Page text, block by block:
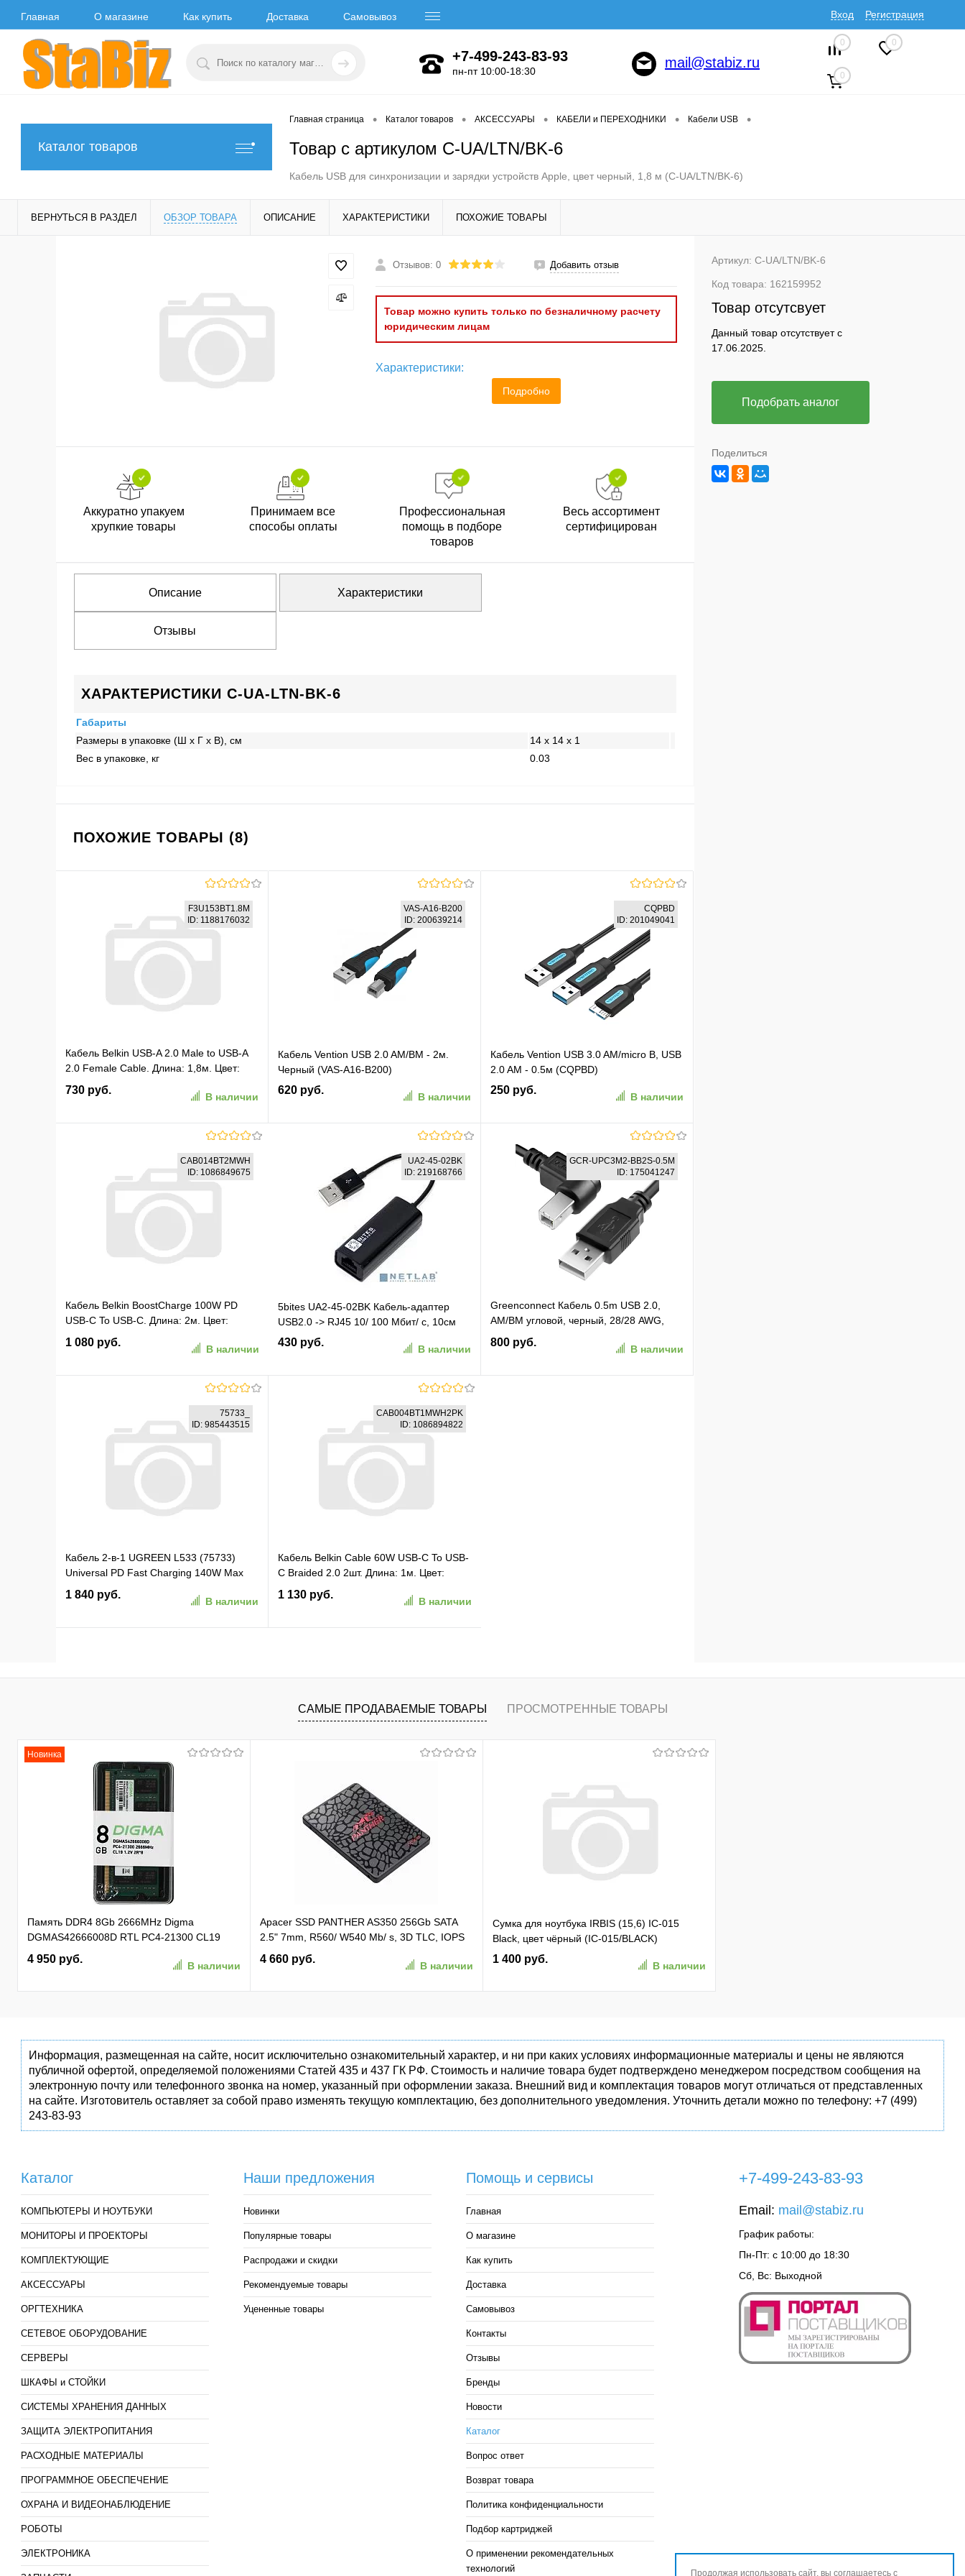
Главная О магазине Как купить Доставка Самовывоз Вход Регистрация
+7-499-243-83-93
пн-пт 10:00-18:30
mail@stabiz.ru
0 0
0
Каталог товаров
Главная страница • Каталог товаров • АКСЕССУАРЫ • КАБЕЛИ и ПЕРЕХОДНИКИ • Кабели USB •
Товар с артикулом C-UA/LTN/BK-6
Кабель USB для синхронизации и зарядки устройств Apple, цвет черный, 1,8 м (C-UA/LTN/BK-6)
ВЕРНУТЬСЯ В РАЗДЕЛ ОБЗОР ТОВАРА ОПИСАНИЕ ХАРАКТЕРИСТИКИ ПОХОЖИЕ ТОВАРЫ
Отзывов: 0 Добавить отзыв
Товар можно купить только по безналичному расчету
юридическим лицам
Характеристики:
Подробно
Аккуратно упакуем
хрупкие товары
Принимаем все
способы оплаты
Профессиональная
помощь в подборе
товаров
Весь ассортимент
сертифицирован
Описание Характеристики
Отзывы
ХАРАКТЕРИСТИКИ C-UA-LTN-BK-6
Габариты
Размеры в упаковке (Ш x Г x В), см
14 x 14 x 1
Вес в упаковке, кг
0.03
ПОХОЖИЕ ТОВАРЫ (8)
F3U153BT1.8M
ID: 1188176032
Кабель Belkin USB-A 2.0 Male to USB-A
2.0 Female Cable. Длина: 1,8м. Цвет:
черный (F3U153BT1.8M)
730 руб.
В наличии
В корзину
В избранное К сравнению
VAS-A16-B200
ID: 200639214
Кабель Vention USB 2.0 AM/BM - 2м.
Черный (VAS-A16-B200)
620 руб.
В наличии
В корзину
В избранное К сравнению
CQPBD
ID: 201049041
Кабель Vention USB 3.0 AM/micro B, USB
2.0 AM - 0.5м (CQPBD)
250 руб.
В наличии
В корзину
В избранное К сравнению
CAB014BT2MWH
ID: 1086849675
Кабель Belkin BoostCharge 100W PD
USB-C To USB-C. Длина: 2м. Цвет:
белый (CAB014BT2MWH)
1 080 руб.
В наличии
В избранное К сравнению
UA2-45-02BK
ID: 219168766
5bites UA2-45-02BK Кабель-адаптер
USB2.0 -> RJ45 10/ 100 Мбит/ с, 10см
430 руб.
В наличии
В корзину
В избранное К сравнению
GCR-UPC3M2-BB2S-0.5M
ID: 175041247
Greenconnect Кабель 0.5m USB 2.0,
AM/BM угловой, черный, 28/28 AWG,
экран, армированный, морозостойкий
(GCR-UPC3M2-BB2S-0.5M)
800 руб.
В наличии
75733_
ID: 985443515
Кабель 2-в-1 UGREEN L533 (75733)
Universal PD Fast Charging 140W Max
Cable 2-in-1 USB-C. Длина: 2м. Цвет:
серый космос (75733_)
1 840 руб.
В наличии
CAB004BT1MWH2PK
ID: 1086894822
Кабель Belkin Cable 60W USB-C To USB-
C Braided 2.0 2шт. Длина: 1м. Цвет:
белый (CAB004BT1MWH2PK)
1 130 руб.
В наличии
В избранное К сравнению
Артикул: C-UA/LTN/BK-6
Код товара: 162159952
Товар отсутсвует
Данный товар отсутствует с
17.06.2025.
Подобрать аналог
Поделиться
САМЫЕ ПРОДАВАЕМЫЕ ТОВАРЫ ПРОСМОТРЕННЫЕ ТОВАРЫ
Новинка
Память DDR4 8Gb 2666MHz Digma
DGMAS42666008D RTL PC4-21300 CL19
SO-DIMM 260-pin 1.2В dual rank Ret
4 950 руб.
В наличии
Apacer SSD PANTHER AS350 256Gb SATA
2.5" 7mm, R560/ W540 Mb/ s, 3D TLC, IOPS
81K/ 74K, MTBF 1,5M, 180TBW,
(AP256GAS350-1)
4 660 руб.
В наличии
Сумка для ноутбука IRBIS (15,6) IC-015
Black, цвет чёрный (IC-015/BLACK)
1 400 руб.
В наличии
Информация, размещенная на сайте, носит исключительно ознакомительный характер, и ни при каких условиях информационные материалы и цены не являются
публичной офертой, определяемой положениями Статей 435 и 437 ГК РФ. Стоимость и наличие товара будет подтверждено менеджером посредством сообщения на
электронную почту или телефонного звонка на номер, указанный при оформлении заказа. Внешний вид и комплектация товаров могут отличаться от представленных
на сайте. Изготовитель оставляет за собой право изменять текущую комплектацию, без дополнительного уведомления. Уточнить детали можно по телефону: +7 (499)
243-83-93
Каталог
КОМПЬЮТЕРЫ И НОУТБУКИ
МОНИТОРЫ И ПРОЕКТОРЫ
КОМПЛЕКТУЮЩИЕ
АКСЕССУАРЫ
ОРГТЕХНИКА
СЕТЕВОЕ ОБОРУДОВАНИЕ
СЕРВЕРЫ
ШКАФЫ и СТОЙКИ
СИСТЕМЫ ХРАНЕНИЯ ДАННЫХ
ЗАЩИТА ЭЛЕКТРОПИТАНИЯ
РАСХОДНЫЕ МАТЕРИАЛЫ
ПРОГРАММНОЕ ОБЕСПЕЧЕНИЕ
ОХРАНА И ВИДЕОНАБЛЮДЕНИЕ
РОБОТЫ
ЭЛЕКТРОНИКА
Наши предложения
Новинки
Популярные товары
Распродажи и скидки
Рекомендуемые товары
Уцененные товары
Помощь и сервисы
Главная
О магазине
Как купить
Доставка
Самовывоз
Контакты
Отзывы
Бренды
Новости
Каталог
Вопрос ответ
Возврат товара
Политика конфиденциальности
Подбор картриджей
О применении рекомендательных
технологий
+7-499-243-83-93
Email: mail@stabiz.ru
График работы:
Пн-Пт: с 10:00 до 18:30
Сб, Вс: Выходной
Продолжая использовать сайт, вы соглашаетесь с